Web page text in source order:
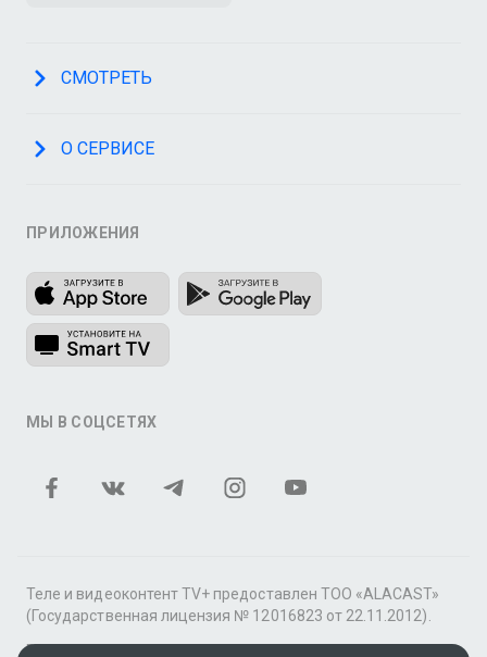
СМОТРЕТЬ
О СЕРВИСЕ
ПРИЛОЖЕНИЯ
МЫ В СОЦСЕТЯХ
Теле и видеоконтент TV+ предоставлен ТОО «ALACAST»
(Государственная лицензия № 12016823 от 22.11.2012).
В рамках услуги «Видео по подписке» для «Пакета